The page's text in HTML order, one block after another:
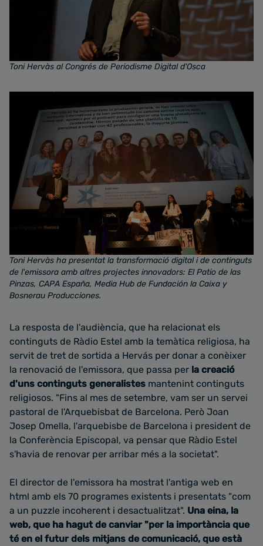
Toni Hervàs al Congrés de Periodisme Digital d'Osca
Toni Hervàs ha presentat la transformació digital i de continguts
de l'emissora amb altres projectes innovadors: El Patio de las
Pinzas, CAPA España, Media Hub de Fundación la Caixa y
Bosnerau Producciones.
La resposta de l'audiència, que ha relacionat els
continguts de Ràdio Estel amb la temàtica religiosa, ha
servit de tret de sortida a Hervás per donar a conèixer
la renovació de l'emissora, que passa per la creació
d'uns continguts generalistes mantenint continguts
religiosos. "Fins al mes de setembre, vam ser un servei
pastoral de l'Arquebisbat de Barcelona. Però Joan
Josep Omella, l'arquebisbe de Barcelona i president de
la Conferència Episcopal, va pensar que Ràdio Estel
s'havia de renovar per arribar més a la societat".
El director de l'emissora ha mostrat l'antiga web en
html amb els 70 programes existents i presentats "com
a un puzzle incoherent i desactualitzat". Una eina, la
web, que ha hagut de canviar "per la importància que
té en el futur dels mitjans de comunicació, que està